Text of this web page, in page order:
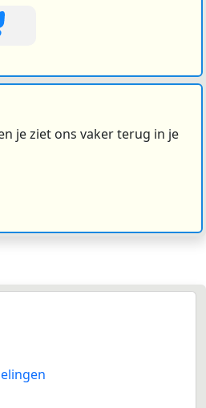
je ziet ons vaker terug in je